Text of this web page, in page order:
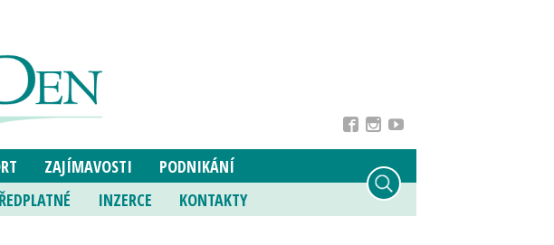
ZAJÍMAVOSTI
PODNIKÁNÍ
INZERCE KONTAKTY